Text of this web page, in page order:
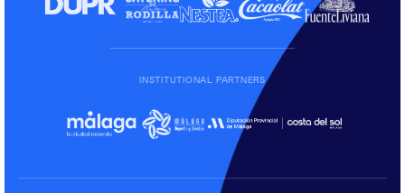
INSTITUTIONAL PARTNERS